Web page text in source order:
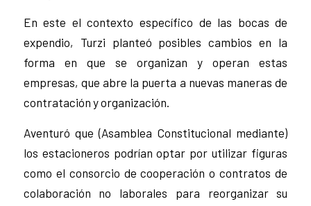
En este el contexto específico de las bocas de
expendio, Turzi planteó posibles cambios en la
forma en que se organizan y operan estas
empresas, que abre la puerta a nuevas maneras de
contratación y organización.
Aventuró que (Asamblea Constitucional mediante)
los estacioneros podrían optar por utilizar figuras
como el consorcio de cooperación o contratos de
colaboración no laborales para reorganizar su